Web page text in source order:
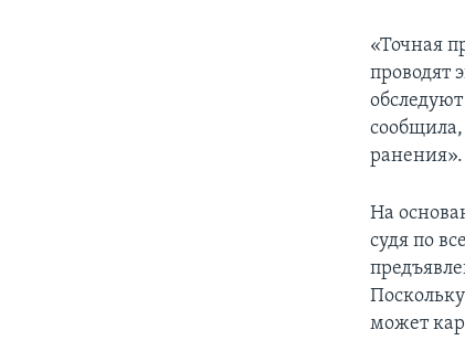
«Точная
проводят
сообщила,
ранения».
На
судя по
может